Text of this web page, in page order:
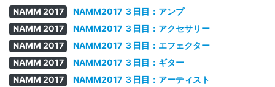
NAMM 2017
NAMM2017 ３日目：アンプ
NAMM 2017
NAMM2017 ３日目：アクセサリー
NAMM 2017
NAMM2017 ３日目：エフェクター
NAMM 2017
NAMM2017 ３日目：ギター
NAMM 2017
NAMM2017 ３日目：アーティスト